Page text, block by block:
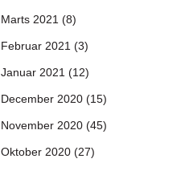
Marts 2021 (8)
Februar 2021 (3)
Januar 2021 (12)
December 2020 (15)
November 2020 (45)
Oktober 2020 (27)